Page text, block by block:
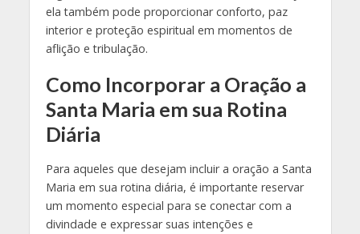
ela também pode proporcionar conforto, paz
interior e proteção espiritual em momentos de
aflição e tribulação.
Como Incorporar a Oração a
Santa Maria em sua Rotina
Diária
Para aqueles que desejam incluir a oração a Santa
Maria em sua rotina diária, é importante reservar
um momento especial para se conectar com a
divindade e expressar suas intenções e